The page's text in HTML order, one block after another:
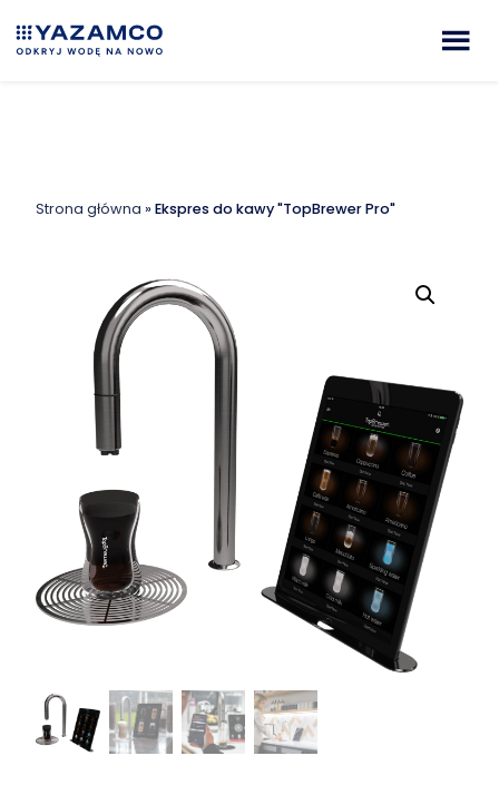
Strona główna »Ekspres do kawy "TopBrewer Pro"